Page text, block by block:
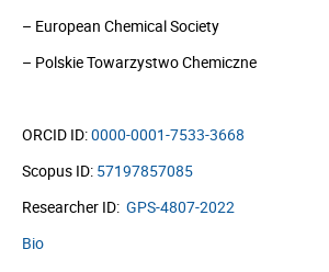
– European Chemical Society
– Polskie Towarzystwo Chemiczne
ORCID ID:0000-0001-7533-3668
Scopus ID: 57197857085
Researcher ID: GPS-4807-2022
Bio